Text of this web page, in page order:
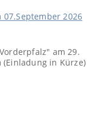
2026
am 29.
in Kürze)